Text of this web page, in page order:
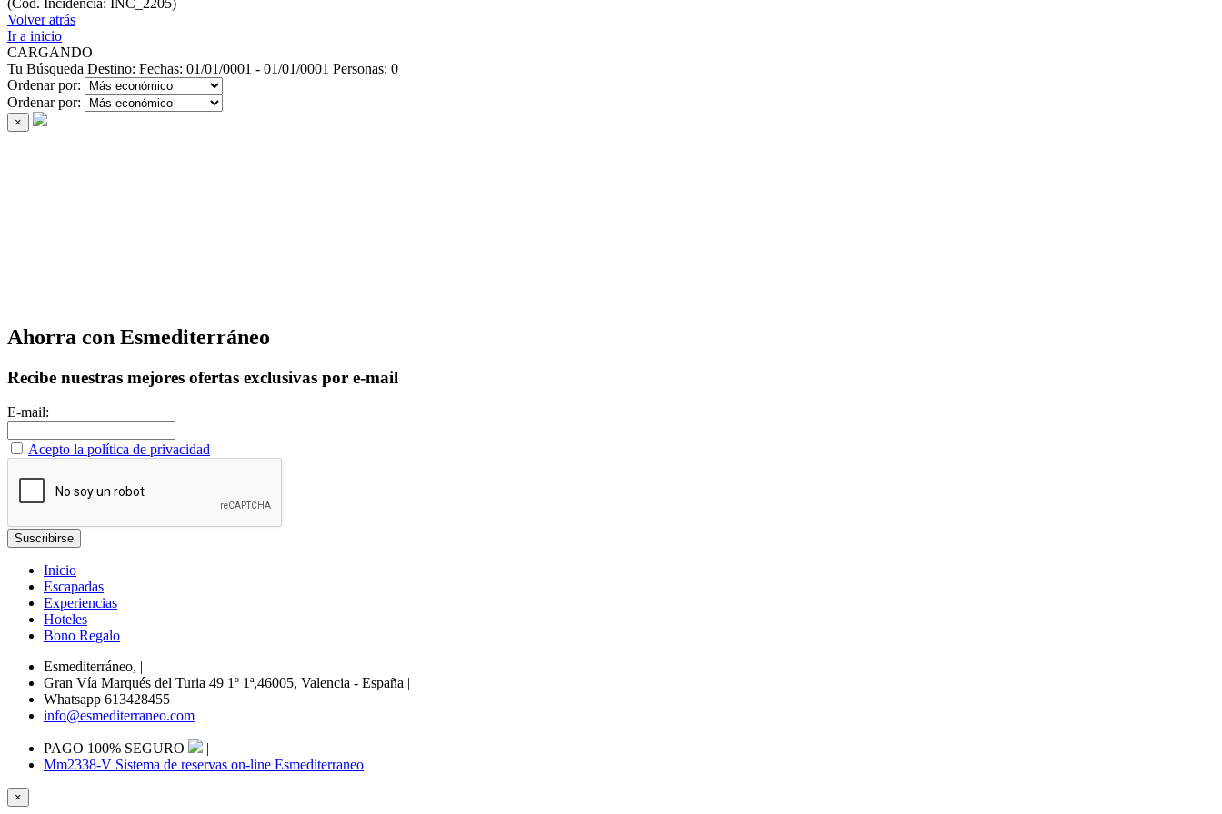
Volver atrás
Ir a inicio
CARGANDO
Tu Búsqueda Destino: Fechas: 01/01/0001 - 01/01/0001 Personas: 0
Ordenar por:
Ordenar por:
×
Ahorra con Esmediterráneo
Recibe nuestras mejores ofertas exclusivas por e-mail
E-mail:
Acepto la política de privacidad
Inicio
Escapadas
Experiencias
Hoteles
Bono Regalo
Esmediterráneo, |
Gran Vía Marqués del Turia 49 1º 1ª,46005, Valencia - España |
Whatsapp 613428455 |
info@esmediterraneo.com
PAGO 100% SEGURO
|
Mm2338-V Sistema de reservas on-line Esmediterraneo
×